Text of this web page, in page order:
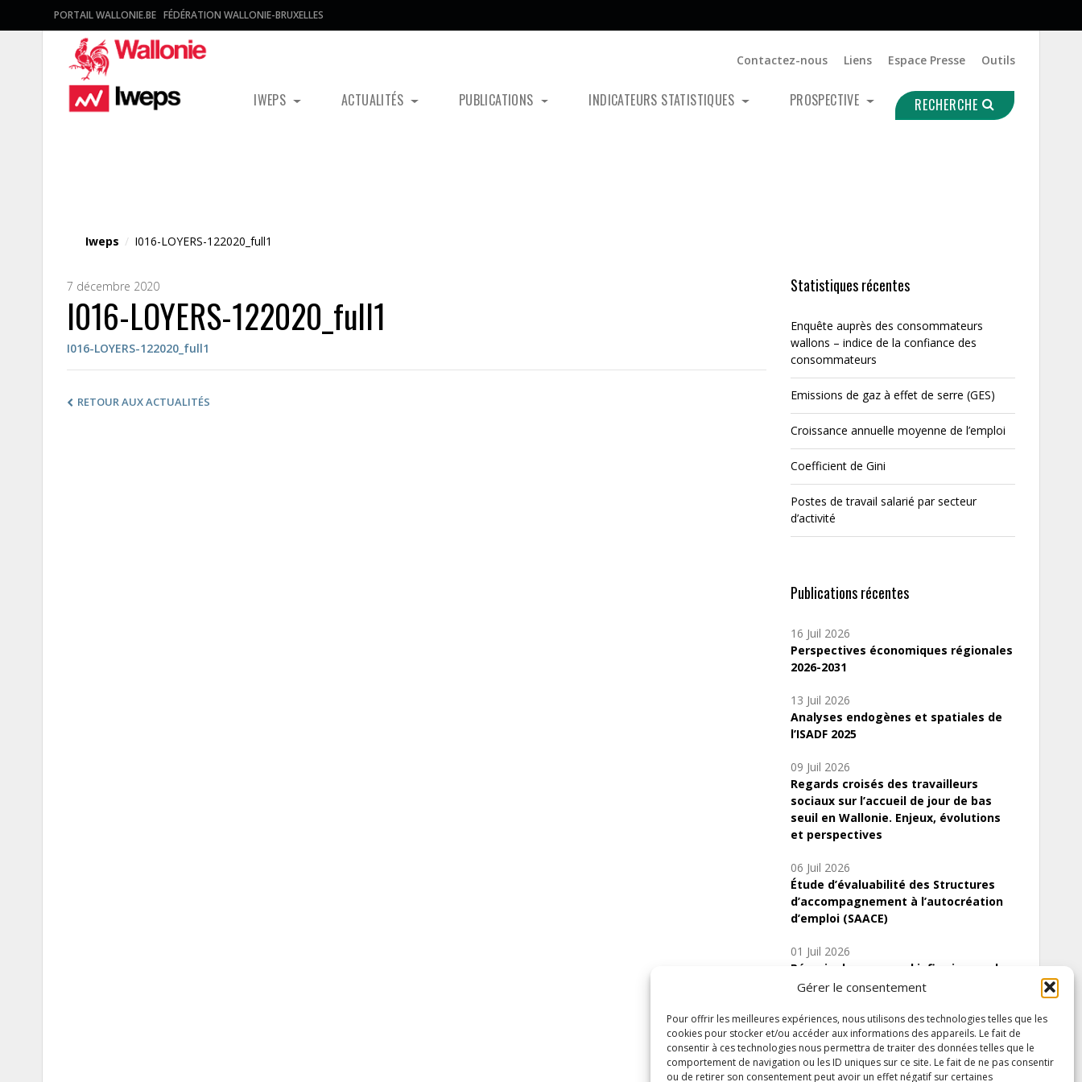
Gérer le consentement
Pour offrir les meilleures expériences, nous utilisons des technologies telles que les
cookies pour stocker et/ou accéder aux informations des appareils. Le fait de
consentir à ces technologies nous permettra de traiter des données telles que le
comportement de navigation ou les ID uniques sur ce site. Le fait de ne pas consentir
ou de retirer son consentement peut avoir un effet négatif sur certaines
PORTAIL WALLONIE.BE FÉDÉRATION WALLONIE-BRUXELLES
Contactez-nous Liens Espace Presse Outils
IWEPS ACTUALITÉS PUBLICATIONS INDICATEURS STATISTIQUES PROSPECTIVE RECHERCHE
Iweps / I016-LOYERS-122020_full1
7 décembre 2020
I016-LOYERS-122020_full1
I016-LOYERS-122020_full1
RETOUR AUX ACTUALITÉS
Statistiques récentes
Enquête auprès des consommateurs
wallons – indice de la confiance des
consommateurs
Emissions de gaz à effet de serre (GES)
Croissance annuelle moyenne de l’emploi
Coefficient de Gini
Postes de travail salarié par secteur
d’activité
Publications récentes
16 Juil 2026
Perspectives économiques régionales
2026-2031
13 Juil 2026
Analyses endogènes et spatiales de
l’ISADF 2025
09 Juil 2026
Regards croisés des travailleurs
sociaux sur l’accueil de jour de bas
seuil en Wallonie. Enjeux, évolutions
et perspectives
06 Juil 2026
Étude d’évaluabilité des Structures
d’accompagnement à l’autocréation
d’emploi (SAACE)
01 Juil 2026
Pénurie du personnel infirmier :quels
indicateurs d’offre de soins pour
Inscrivez-vous à notre newsletter